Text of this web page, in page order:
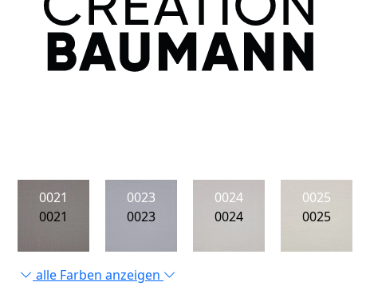
0021
0021
0023
0023
0024
0024
0025
0025
alle Farben anzeigen